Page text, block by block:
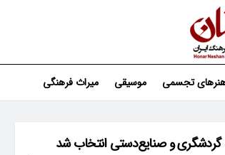
تجسمی موسیقی میراث فرهنگی
گردشگری و صنایع‌دستی انتخاب شد